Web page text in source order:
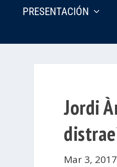
PRESENTACIÓN
Jordi
Mar 3, 2017